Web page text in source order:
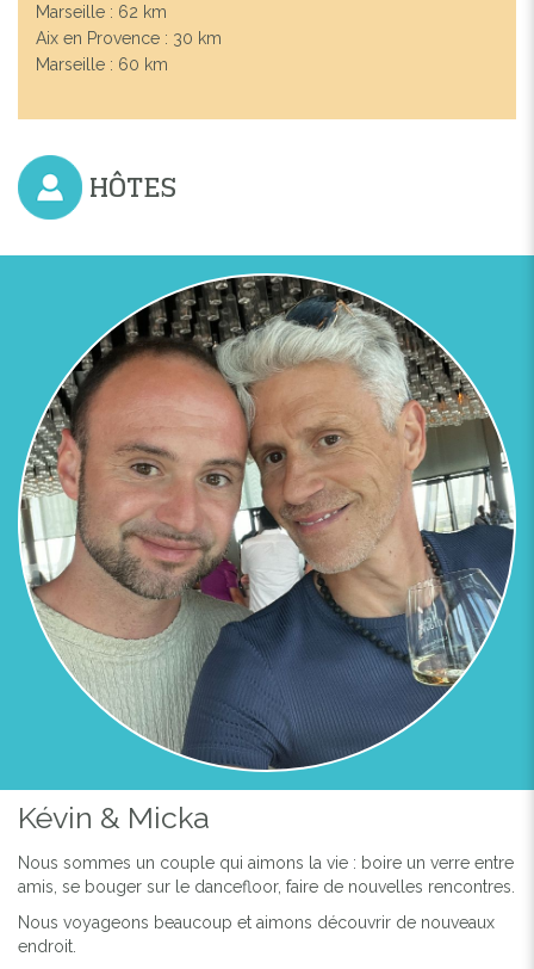
Previous
Marseille : 62 km
Aix en Provence : 30 km
Marseille : 60 km
HÔTES
Kévin & Micka
Nous sommes un couple qui aimons la vie : boire un verre entre
amis, se bouger sur le dancefloor, faire de nouvelles rencontres.
Nous voyageons beaucoup et aimons découvrir de nouveaux
endroit.